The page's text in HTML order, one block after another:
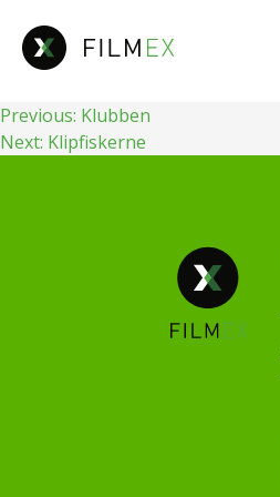
indhold
Indlægsnavigation
Previous: Klubben
Next: Klipfiskerne